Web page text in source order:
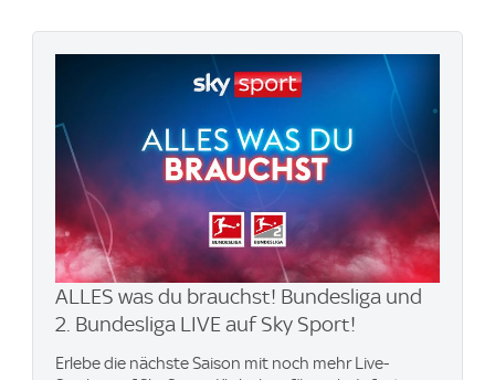
ALLES was du brauchst! Bundesliga und
2. Bundesliga LIVE auf Sky Sport!
Erlebe die nächste Saison mit noch mehr Live-